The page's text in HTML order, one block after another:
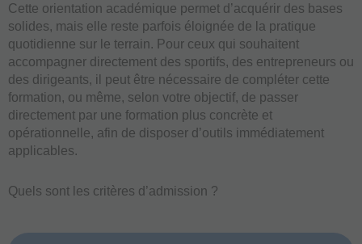
Cette orientation académique permet d’acquérir des bases
solides, mais elle reste parfois éloignée de la pratique
quotidienne sur le terrain. Pour ceux qui souhaitent
accompagner directement des sportifs, des entrepreneurs ou
des dirigeants, il peut être nécessaire de compléter cette
formation, ou même, selon votre objectif, de passer
directement par une formation plus concrète et
opérationnelle, afin de disposer d’outils immédiatement
applicables.
Quels sont les critères d’admission ?